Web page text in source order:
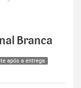
Branca
após a entrega